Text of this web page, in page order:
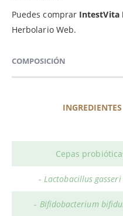
Puedes comprar IntestVita
Herbolario Web.
COMPOSICIÓN
INGREDIENTES
Cepas
- Lactobacillus gasseri
- Bifidobacterium